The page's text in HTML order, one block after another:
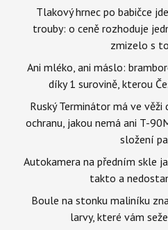
Tlakový hrnec po babičce
trouby: o ceně rozhoduje
zmizelo s
Ani mléko, ani máslo:
díky 1 surovině, kterou
Ruský Terminátor má ve
ochranu, jakou nemá ani T-
složení
Autokamera na předním skle
takto a
Boule na stonku maliníku
larvy, které vám